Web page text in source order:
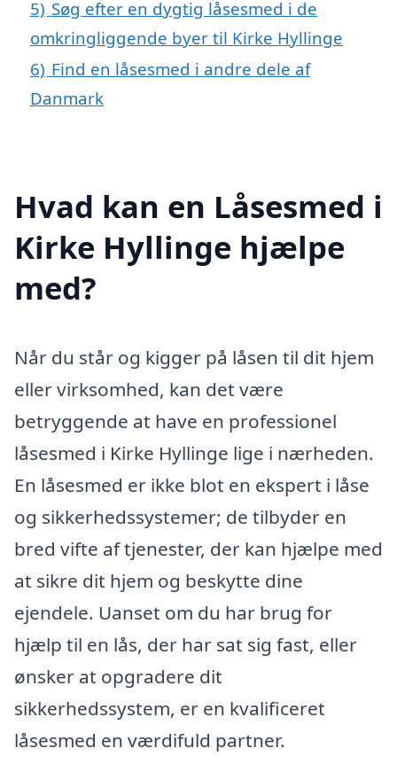
5) Søg efter en dygtig låsesmed i de
omkringliggende byer til Kirke Hyllinge
6) Find en låsesmed i andre dele af
Danmark
Hvad kan en Låsesmed i
Kirke Hyllinge hjælpe
med?
Når du står og kigger på låsen til dit hjem
eller virksomhed, kan det være
betryggende at have en professionel
låsesmed i Kirke Hyllinge lige i nærheden.
En låsesmed er ikke blot en ekspert i låse
og sikkerhedssystemer; de tilbyder en
bred vifte af tjenester, der kan hjælpe med
at sikre dit hjem og beskytte dine
ejendele. Uanset om du har brug for
hjælp til en lås, der har sat sig fast, eller
ønsker at opgradere dit
sikkerhedssystem, er en kvalificeret
låsesmed en værdifuld partner.